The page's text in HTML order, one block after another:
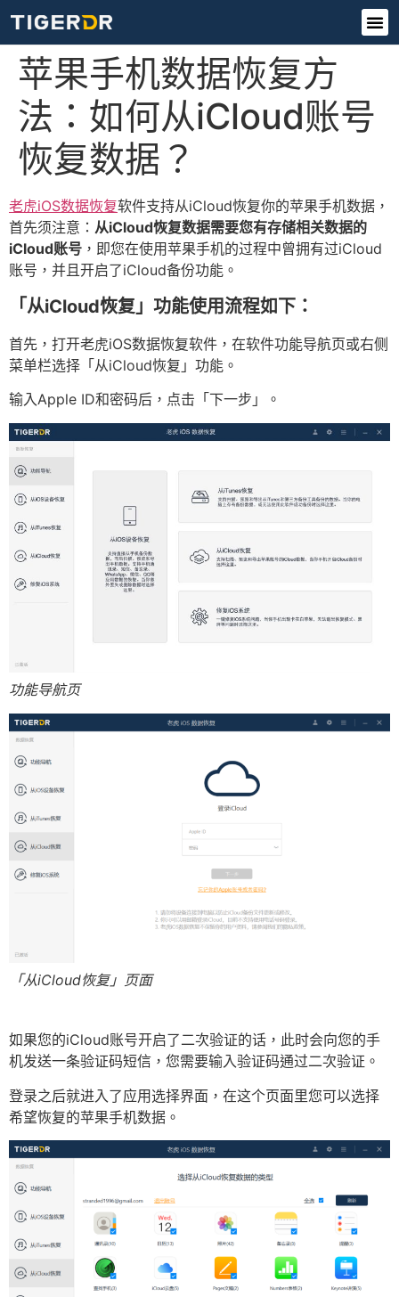
苹果手机数据恢复方
法：如何从iCloud账号
恢复数据？
老虎iOS数据恢复软件支持从iCloud恢复你的苹果手机数据，
首先须注意： 从iCloud恢复数据需要您有存储相关数据的
iCloud账号 ，即您在使用苹果手机的过程中曾拥有过iCloud
账号，并且开启了iCloud备份功能。
「从iCloud恢复」功能使用流程如下：
首先，打开老虎iOS数据恢复软件，在软件功能导航页或右侧
菜单栏选择「从iCloud恢复」功能。
输入Apple ID和密码后，点击「下一步」。
功能导航页
「从iCloud恢复」页面
如果您的iCloud账号开启了二次验证的话，此时会向您的手
机发送一条验证码短信，您需要输入验证码通过二次验证。
登录之后就进入了应用选择界面，在这个页面里您可以选择
希望恢复的苹果手机数据。